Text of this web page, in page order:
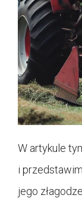
W artykule
i
jego